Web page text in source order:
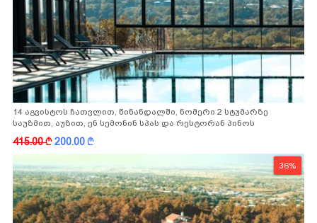
14 აგვისტოს ჩათვლით, წინანდალში, ნომერი 2 სტუმარზე
საუზმით, აუზით, ენ სემონინ სპას და რესტორან პინოს
415.00k200.00k
36%